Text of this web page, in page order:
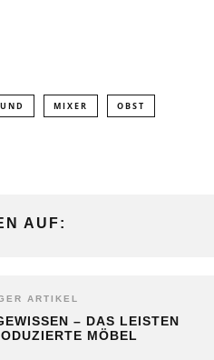
MIXER OBST
AUF:
ARTIKEL
– DAS LEISTEN
MÖBEL